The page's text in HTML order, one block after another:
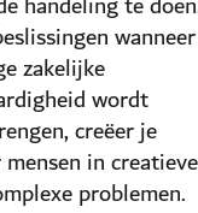
wanneer
zakelijke
wordt
creëer je
in creatieve
problemen.